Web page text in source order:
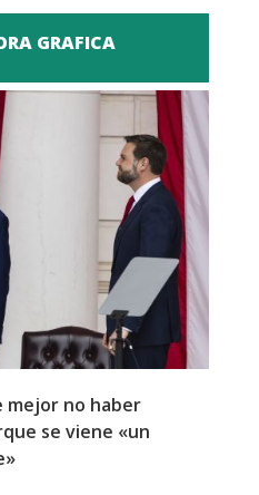
GRAFICA
mejor no haber
se viene «un